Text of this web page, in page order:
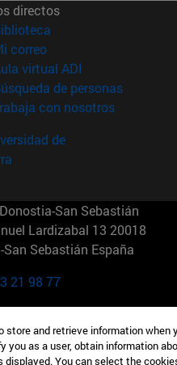
directos
(abre en nueva
correo(abre en nueva
virtual ADI (abre en nueva
de personas(abre en
con nosotros(abre en
de
San Sebastián
Lardizabal 13 20018
Sebastián España
21 98 77
St 10019-2201 Nueva York
and retrieve information when
you as a user, obtain information
You can select the